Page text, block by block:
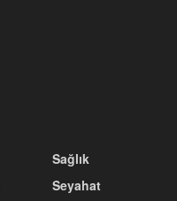
Sağlık
Seyahat